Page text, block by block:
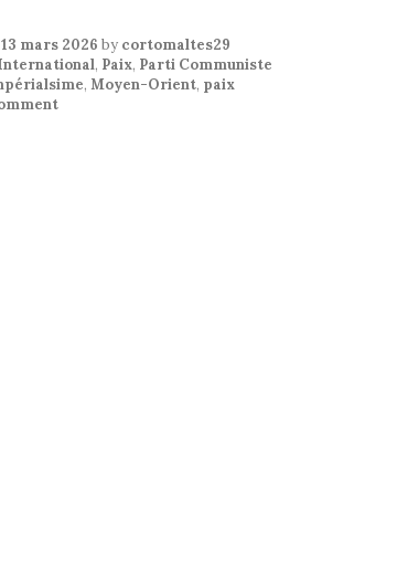
13 mars 2026 by cortomaltes29
, Paix, Parti Communiste
, Moyen-Orient, paix